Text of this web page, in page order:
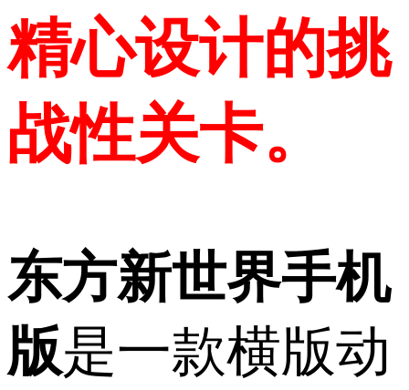
精心设计的挑
战性关卡。
东方新世界手机
版是一款横版动